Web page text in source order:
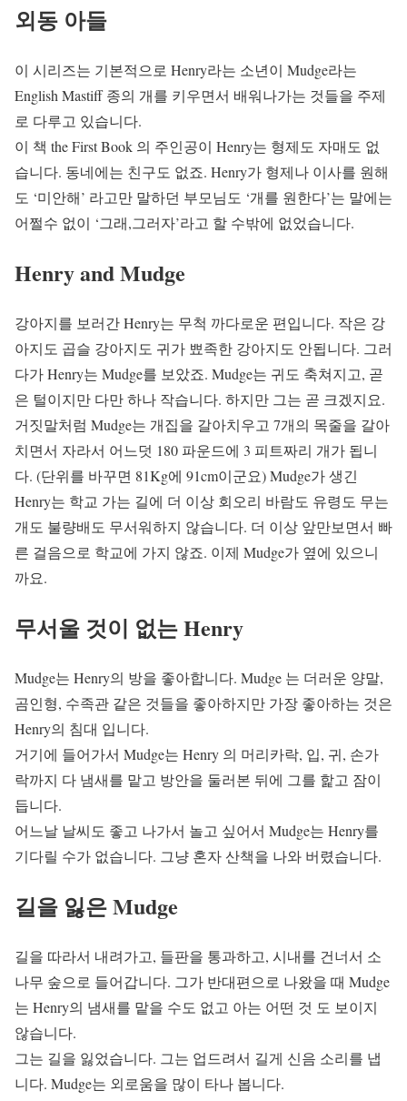
외동 아들
이 시리즈는 기본적으로 Henry라는 소년이 Mudge라는
English Mastiff 종의 개를 키우면서 배워나가는 것들을 주제
로 다루고 있습니다.
이 책 the First Book 의 주인공이 Henry는 형제도 자매도 없
습니다. 동네에는 친구도 없죠. Henry가 형제나 이사를 원해
도 ‘미안해’ 라고만 말하던 부모님도 ‘개를 원한다’는 말에는
어쩔수 없이 ‘그래,그러자’라고 할 수밖에 없었습니다.
Henry and Mudge
강아지를 보러간 Henry는 무척 까다로운 편입니다. 작은 강
아지도 곱슬 강아지도 귀가 뾰족한 강아지도 안됩니다. 그러
다가 Henry는 Mudge를 보았죠. Mudge는 귀도 축쳐지고, 곧
은 털이지만 다만 하나 작습니다. 하지만 그는 곧 크겠지요.
거짓말처럼 Mudge는 개집을 갈아치우고 7개의 목줄을 갈아
치면서 자라서 어느덧 180 파운드에 3 피트짜리 개가 됩니
다. (단위를 바꾸면 81Kg에 91cm이군요) Mudge가 생긴
Henry는 학교 가는 길에 더 이상 회오리 바람도 유령도 무는
개도 불량배도 무서워하지 않습니다. 더 이상 앞만보면서 빠
른 걸음으로 학교에 가지 않죠. 이제 Mudge가 옆에 있으니
까요.
무서울 것이 없는 Henry
Mudge는 Henry의 방을 좋아합니다. Mudge 는 더러운 양말,
곰인형, 수족관 같은 것들을 좋아하지만 가장 좋아하는 것은
Henry의 침대 입니다.
거기에 들어가서 Mudge는 Henry 의 머리카락, 입, 귀, 손가
락까지 다 냄새를 맡고 방안을 둘러본 뒤에 그를 핥고 잠이
듭니다.
어느날 날씨도 좋고 나가서 놀고 싶어서 Mudge는 Henry를
기다릴 수가 없습니다. 그냥 혼자 산책을 나와 버렸습니다.
길을 잃은 Mudge
길을 따라서 내려가고, 들판을 통과하고, 시내를 건너서 소
나무 숲으로 들어갑니다. 그가 반대편으로 나왔을 때 Mudge
는 Henry의 냄새를 맡을 수도 없고 아는 어떤 것 도 보이지
않습니다.
그는 길을 잃었습니다. 그는 업드려서 길게 신음 소리를 냅
니다. Mudge는 외로움을 많이 타나 봅니다.